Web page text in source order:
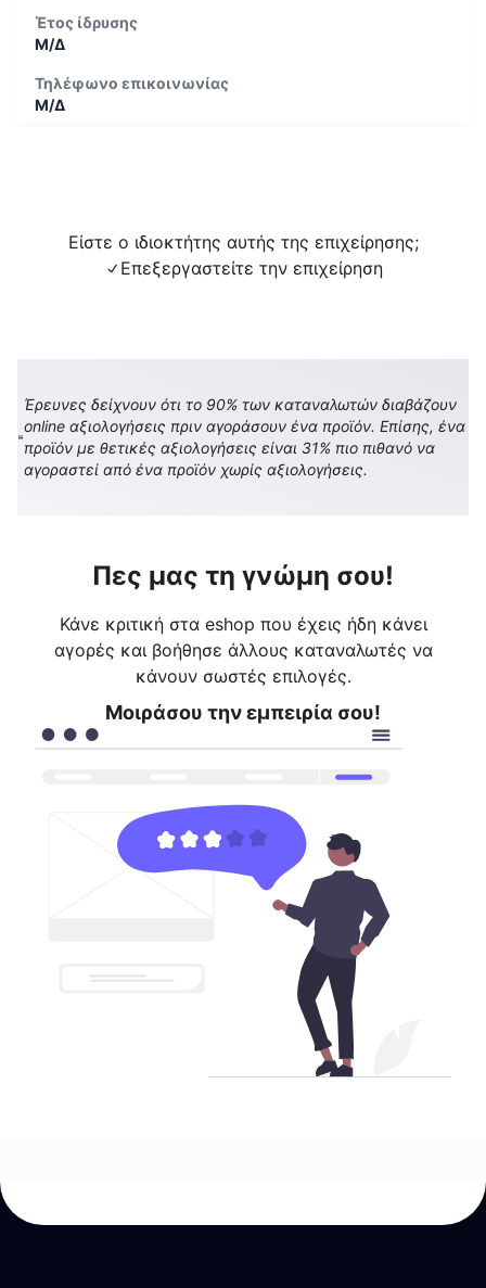
Έτος ίδρυσης
Μ/Δ
Τηλέφωνο επικοινωνίας
Μ/Δ
Είστε ο ιδιοκτήτης αυτής της επιχείρησης;
Επεξεργαστείτε την επιχείρηση
Έρευνες δείχνουν ότι το 90% των καταναλωτών διαβάζουν
online αξιολογήσεις πριν αγοράσουν ένα προϊόν. Επίσης, ένα
προϊόν με θετικές αξιολογήσεις είναι 31% πιο πιθανό να
αγοραστεί από ένα προϊόν χωρίς αξιολογήσεις.
Πες μας τη γνώμη σου!
Κάνε κριτική στα eshop που έχεις ήδη κάνει
αγορές και βοήθησε άλλους καταναλωτές να
κάνουν σωστές επιλογές.
Μοιράσου την εμπειρία σου!